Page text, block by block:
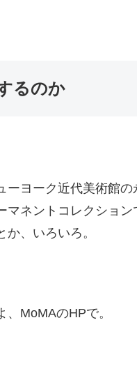
るのか
ヨーク近代美術館
ネントコレクション
、いろいろ。
MoMAのHPで。